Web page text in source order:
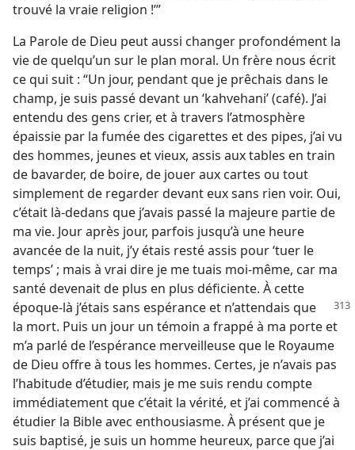
trouvé la vraie religion !’”
La Parole de Dieu peut aussi changer profondément la
vie de quelqu’un sur le plan moral. Un frère nous écrit
ce qui suit : “Un jour, pendant que je prêchais dans le
champ, je suis passé devant un ‘kahvehani’ (café). J’ai
entendu des gens crier, et à travers l’atmosphère
épaissie par la fumée des cigarettes et des pipes, j’ai vu
des hommes, jeunes et vieux, assis aux tables en train
de bavarder, de boire, de jouer aux cartes ou tout
simplement de regarder devant eux sans rien voir. Oui,
c’était là-dedans que j’avais passé la majeure partie de
ma vie. Jour après jour, parfois jusqu’à une heure
avancée de la nuit, j’y étais resté assis pour ‘tuer le
temps’ ; mais à vrai dire je me tuais moi-​même, car ma
santé devenait de plus en plus déficiente. À cette
époque-​là j’étais sans espérance et n’attendais que
la mort. Puis un jour un témoin a frappé à ma porte et
m’a parlé de l’espérance merveilleuse que le Royaume
de Dieu offre à tous les hommes. Certes, je n’avais pas
l’habitude d’étudier, mais je me suis rendu compte
immédiatement que c’était la vérité, et j’ai commencé à
étudier la Bible avec enthousiasme. À présent que je
suis baptisé, je suis un homme heureux, parce que j’ai